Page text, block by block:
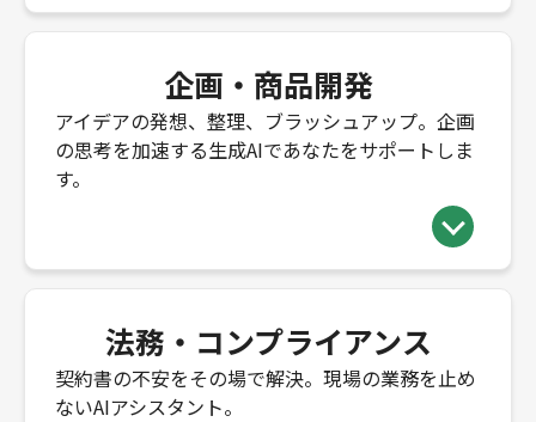
企画・商品開発
アイデアの発想、整理、ブラッシュアップ。企画
の思考を加速する生成AIであなたをサポートしま
す。
法務・コンプライアンス
契約書の不安をその場で解決。現場の業務を止め
ないAIアシスタント。